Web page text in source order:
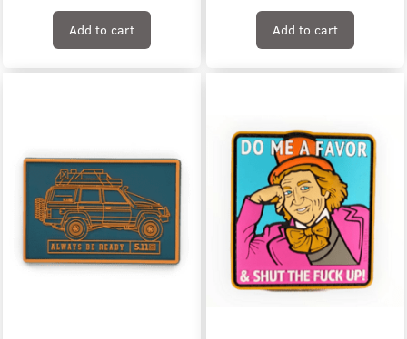
Add to cart Add to cart